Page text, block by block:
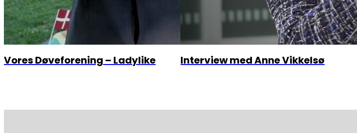
Vores Døveforening – Ladylike Interview med Anne Vikkelsø